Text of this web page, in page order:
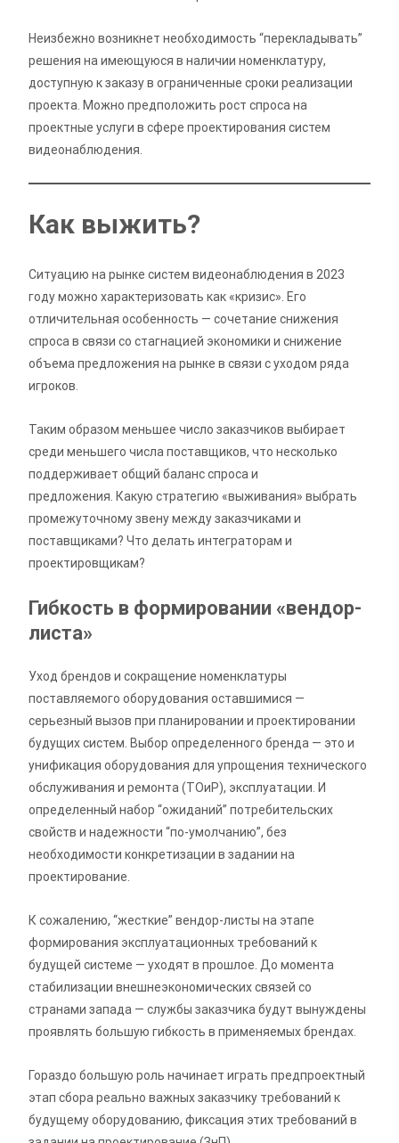
Неизбежно возникнет необходимость “перекладывать”
решения на имеющуюся в наличии номенклатуру,
доступную к заказу в ограниченные сроки реализации
проекта. Можно предположить рост спроса на
проектные услуги в сфере проектирования систем
видеонаблюдения.
Как выжить?
Ситуацию на рынке систем видеонаблюдения в 2023
году можно характеризовать как «кризис». Его
отличительная особенность — сочетание снижения
спроса в связи со стагнацией экономики и снижение
объема предложения на рынке в связи с уходом ряда
игроков.
Таким образом меньшее число заказчиков выбирает
среди меньшего числа поставщиков, что несколько
поддерживает общий баланс спроса и
предложения. Какую стратегию «выживания» выбрать
промежуточному звену между заказчиками и
поставщиками? Что делать интеграторам и
проектировщикам?
Гибкость в формировании «вендор-
листа»
Уход брендов и сокращение номенклатуры
поставляемого оборудования оставшимися —
серьезный вызов при планировании и проектировании
будущих систем. Выбор определенного бренда — это и
унификация оборудования для упрощения технического
обслуживания и ремонта (ТОиР), эксплуатации. И
определенный набор “ожиданий” потребительских
свойств и надежности “по-умолчанию”, без
необходимости конкретизации в задании на
проектирование.
К сожалению, “жесткие” вендор-листы на этапе
формирования эксплуатационных требований к
будущей системе — уходят в прошлое. До момента
стабилизации внешнеэкономических связей со
странами запада — службы заказчика будут вынуждены
проявлять большую гибкость в применяемых брендах.
Гораздо большую роль начинает играть предпроектный
этап сбора реально важных заказчику требований к
будущему оборудованию, фиксация этих требований в